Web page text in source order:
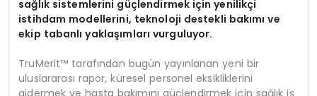
sağlık sistemlerini güçlendirmek için yenilikçi
istihdam modellerini, teknoloji destekli bakımı ve
ekip tabanlı yaklaşımları vurguluyor.
TruMerit™ tarafından bugün yayınlanan yeni bir
uluslararası rapor, küresel personel eksikliklerini
gidermek ve hasta bakımını güçlendirmek için sağlık iş